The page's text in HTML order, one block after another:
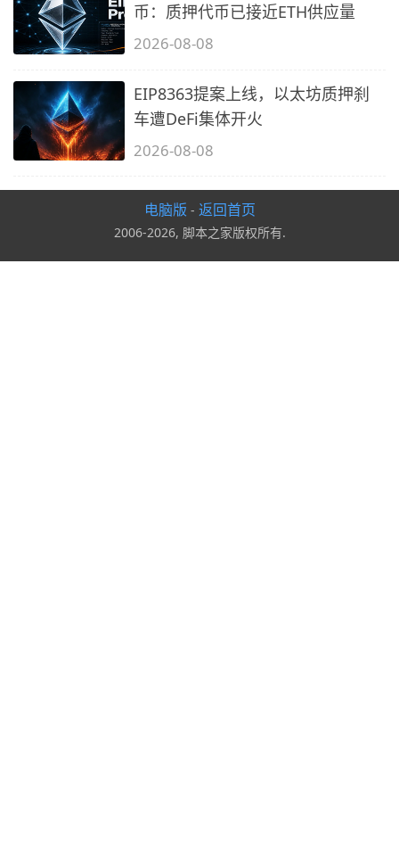
币：质押代币已接近ETH供应量
2026-08-08
EIP8363提案上线，以太坊质押刹
车遭DeFi集体开火
2026-08-08
电脑版 - 返回首页
2006-2026, 脚本之家版权所有.